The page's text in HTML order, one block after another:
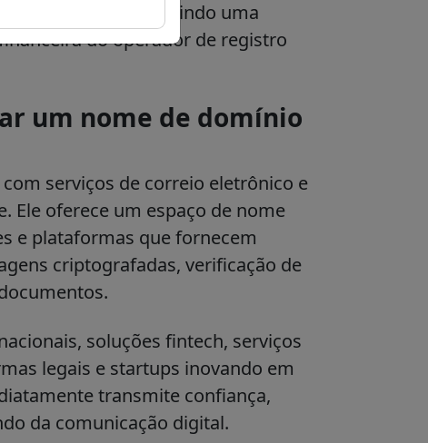
pela ICANN, incluindo uma
do operador de registro
um nome de domínio
serviços de correio eletrônico e
Ele oferece um espaço de nome
e plataformas que fornecem
criptografadas, verificação de
soluções fintech, serviços
legais e startups inovando em
transmite confiança,
da comunicação digital.